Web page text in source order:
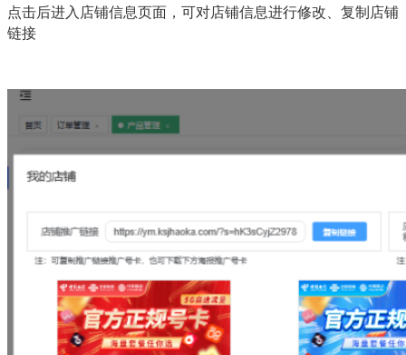
点击后进入店铺信息页面，可对店铺信息进行修改、复制店铺
链接